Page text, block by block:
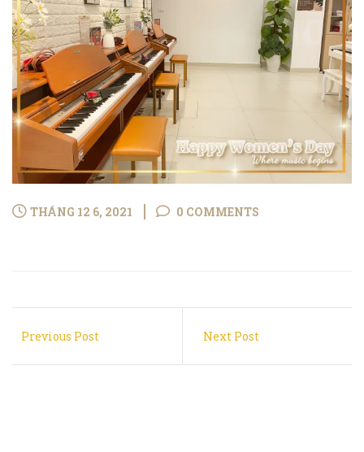
THÁNG 12 6, 2021 0 COMMENTS
Previous Post Next Post